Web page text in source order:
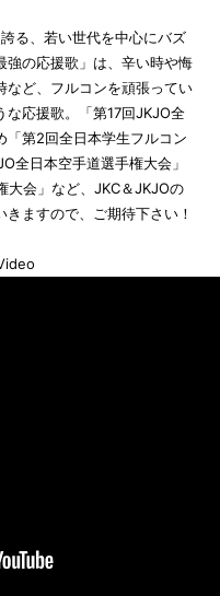
る、若い世代を中心にバズ
強の応援歌」は、辛い時や悔
など、フルコンを頑張ってい
な応援歌。「第17回JKJO全
「第2回全日本学生フルコン
全日本空手道選手権大会」
大会」など、JKC＆JKJOの
ますので、ご期待下さい！